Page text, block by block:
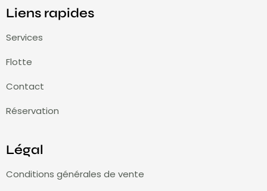
Liens rapides
Services
Flotte
Contact
Réservation
Légal
Conditions générales de vente